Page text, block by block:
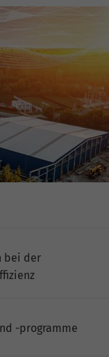
bei der
-programme